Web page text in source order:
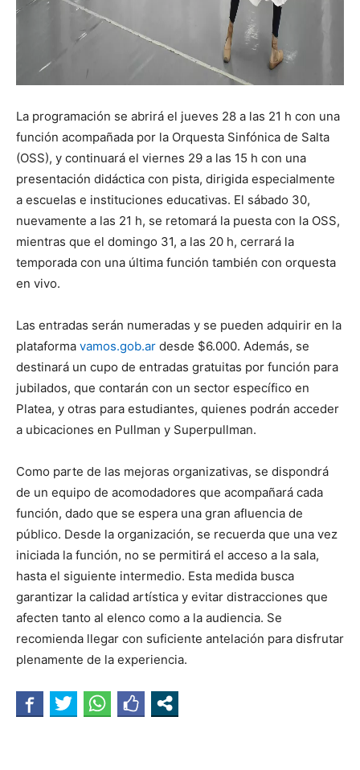
La programación se abrirá el jueves 28 a las 21 h con una
función acompañada por la Orquesta Sinfónica de Salta
(OSS), y continuará el viernes 29 a las 15 h con una
presentación didáctica con pista, dirigida especialmente
a escuelas e instituciones educativas. El sábado 30,
nuevamente a las 21 h, se retomará la puesta con la OSS,
mientras que el domingo 31, a las 20 h, cerrará la
temporada con una última función también con orquesta
en vivo.
Las entradas serán numeradas y se pueden adquirir en la
plataforma vamos.gob.ar desde $6.000. Además, se
destinará un cupo de entradas gratuitas por función para
jubilados, que contarán con un sector específico en
Platea, y otras para estudiantes, quienes podrán acceder
a ubicaciones en Pullman y Superpullman.
Como parte de las mejoras organizativas, se dispondrá
de un equipo de acomodadores que acompañará cada
función, dado que se espera una gran afluencia de
público. Desde la organización, se recuerda que una vez
iniciada la función, no se permitirá el acceso a la sala,
hasta el siguiente intermedio. Esta medida busca
garantizar la calidad artística y evitar distracciones que
afecten tanto al elenco como a la audiencia. Se
recomienda llegar con suficiente antelación para disfrutar
plenamente de la experiencia.